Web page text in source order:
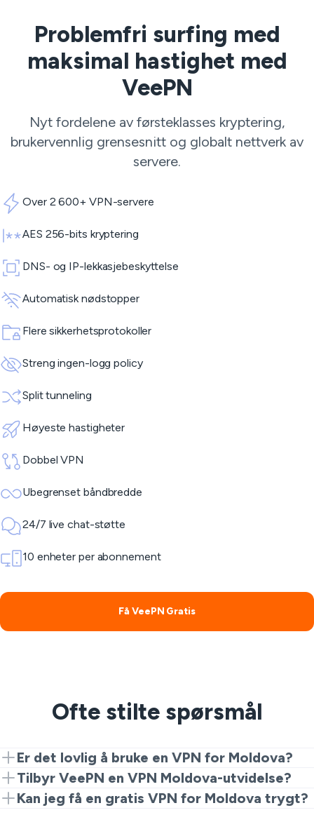
Problemfri surfing med
maksimal hastighet med
VeePN
Nyt fordelene av førsteklasses kryptering,
brukervennlig grensesnitt og globalt nettverk av
servere.
Over 2 600+ VPN-servere
AES 256-bits kryptering
DNS- og IP-lekkasjebeskyttelse
Automatisk nødstopper
Flere sikkerhetsprotokoller
Streng ingen-logg policy
Split tunneling
Høyeste hastigheter
Dobbel VPN
Ubegrenset båndbredde
24/7 live chat-støtte
10 enheter per abonnement
Få VeePN Gratis
Ofte stilte spørsmål
Er det lovlig å bruke en VPN for Moldova?
Ja. VPN-er er lovlige for personvern og sikkerhet.
Imidlertid er ulovlige aktiviteter fortsatt forbudt.
Tilbyr VeePN en VPN Moldova-utvidelse?
Ja. Start med Chrome-utvidelsen for en rask og gratis
Kan jeg få en gratis VPN for Moldova trygt?